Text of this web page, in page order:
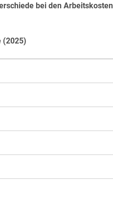
bei den Arbeitskosten
(2025)